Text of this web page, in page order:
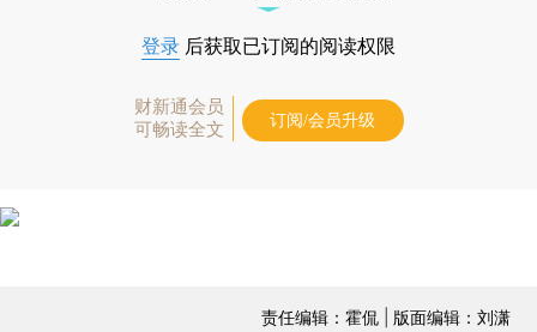
登录 后获取已订阅的阅读权限
财新通会员
可畅读全文
订阅/会员升级
责任编辑：霍侃 | 版面编辑：刘潇